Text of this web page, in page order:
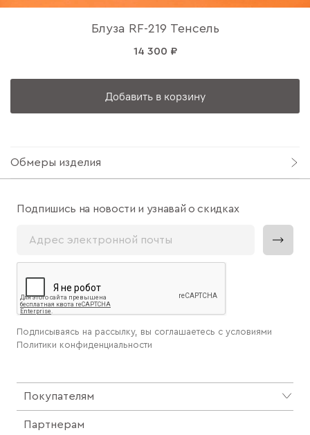
Блуза RF-219 Тенсель
14 300 ₽
Добавить в корзину
Обмеры изделия
Покупателям
Партнерам
Подпишись на новости и узнавай о скидках
Подписываясь на рассылку, вы соглашаетесь с условиями
Политики конфиденциальности